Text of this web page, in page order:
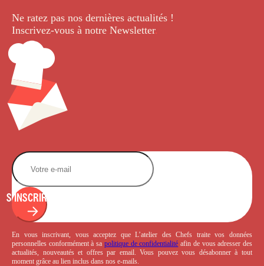
Ne ratez pas nos dernières actualités !
Inscrivez-vous à notre Newsletter.
S'INSCRIRE
En vous inscrivant, vous acceptez que L’atelier des Chefs traite vos données
personnelles conformément à sa politique de confidentialité afin de vous adresser des
actualités, nouveautés et offres par email. Vous pouvez vous désabonner à tout
moment grâce au lien inclus dans nos e-mails.